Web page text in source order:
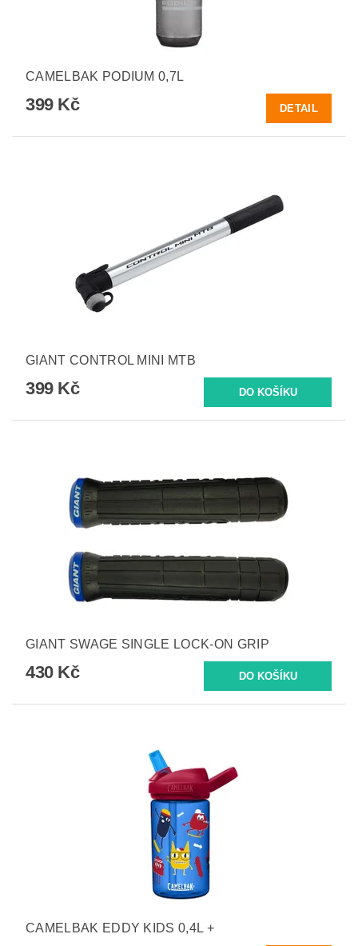
CAMELBAK PODIUM 0,7L
399 Kč DETAIL
GIANT CONTROL MINI MTB
399 Kč
GIANT SWAGE SINGLE LOCK-ON GRIP
430 Kč
CAMELBAK EDDY KIDS 0,4L +